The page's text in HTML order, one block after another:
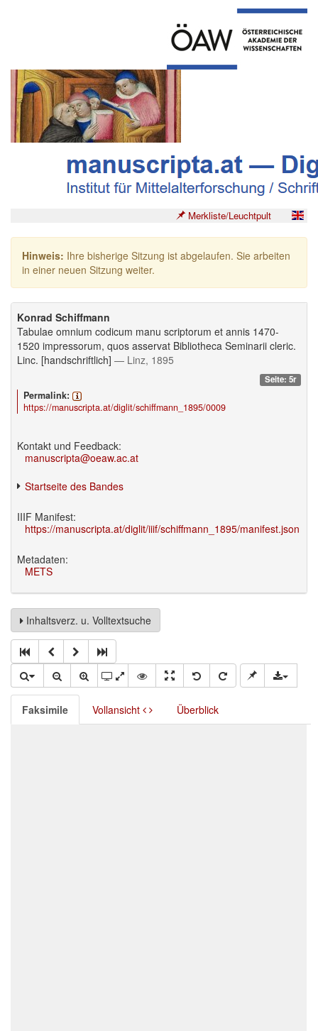
Merkliste/Leuchtpult
Hinweis: Ihre bisherige Sitzung ist abgelaufen. Sie arbeiten
in einer neuen Sitzung weiter.
Konrad Schiffmann
Tabulae omnium codicum manu scriptorum et annis 1470-
1520 impressorum, quos asservat Bibliotheca Seminarii cleric.
Linc. [handschriftlich] — Linz, 1895
Seite: 5r
Permalink:
https://manuscripta.at/diglit/schiffmann_1895/0009
Kontakt und Feedback:
manuscripta@oeaw.ac.at
Startseite des Bandes
IIIF Manifest:
https://manuscripta.at/diglit/iiif/schiffmann_1895/manifest.json
Metadaten:
METS
Inhaltsverz. u. Volltextsuche
Faksimile Vollansicht Überblick